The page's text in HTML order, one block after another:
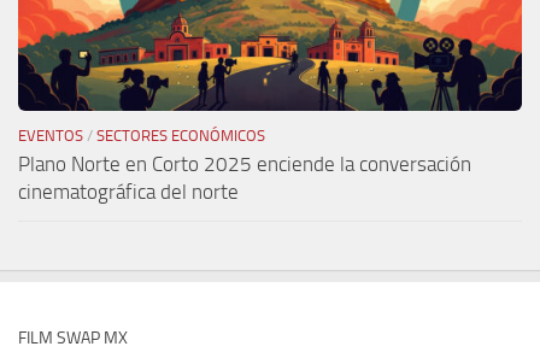
EVENTOS / SECTORES ECONÓMICOS
Plano Norte en Corto 2025 enciende la conversación
cinematográfica del norte
FILM SWAP MX